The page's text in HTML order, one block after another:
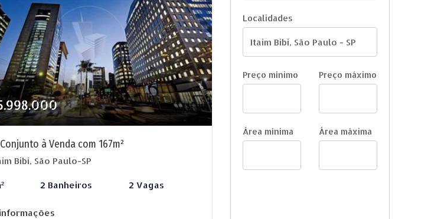
à Venda com 167m²
Bibi, São Paulo-SP
2 Banheiros 2 Vagas
Localidades
Preço mínimo Preço máximo
Área mínima Área máxima